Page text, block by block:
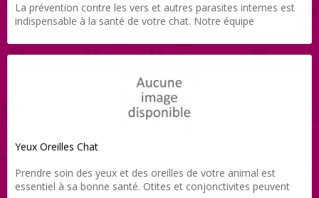
La prévention contre les vers et autres parasites internes est
indispensable à la santé de votre chat. Notre équipe
soigneusement sélectionnés pour tous les âges (comprimés,
Yeux Oreilles Chat
Prendre soin des yeux et des oreilles de votre animal est
essentiel à sa bonne santé. Otites et conjonctivites peuvent